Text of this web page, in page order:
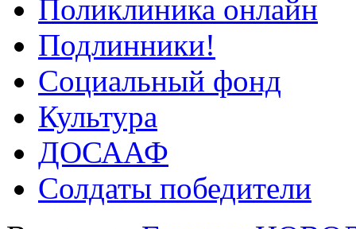
Поликлиника онлайн
Подлинники!
Социальный фонд
Культура
ДОСААФ
Солдаты победители